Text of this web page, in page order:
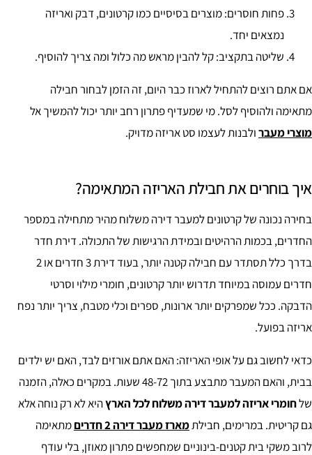
פחות חוסרים: מוצרים בסיסיים כמו קרטונים, דבק ואריזה
נמצאים יחד.
שליטה בתקציב: קל להבין מראש מה כלול ומה צריך להוסיף.
אם אתם רוצים להתחיל לארוז כבר היום, זה הזמן לבחור חבילה
מתאימה ולהוסיף לסל. מי שמעדיף פתרון רחב יותר יכול להמשיך אל
מוצרי מעברולבנות לעצמו סט אריזה מדויק.
איך בוחרים את חבילת האריזה המתאימה?
בחירה נכונה של קרטונים למעבר דירה משלוח מהיר מתחילה במספר
החדרים, בכמות הרהיטים ובמידת הרגישות של התכולה. דירת חדר
בדרך כלל תסתדר עם חבילה קטנה יותר, בעוד דירת 3 חדרים או 2
חדרים עמוסה במיוחד תדרוש יותר קרטונים, חומרי מילוי וסרטי
הדבקה. ככל שמפרקים יותר ארונות, ספרים וכלי מטבח, צריך יותר נפח
אריזה בפועל.
כדאי לחשוב גם על אופי האריזה: האם אתם אורזים לבד, האם יש ילדים
בבית, והאם המעבר מתבצע בתוך 48-72 שעות. במקרים כאלה, הזמנה
שלחומרי אריזה למעבר דירה משלוח לכל הארץהיא לא רק נוחה אלא
גם קריטית. במרימים, חבילתמארז מעבר דירה 2 חדרים
מתאימה
לרוב משקי בית קטנים-בינוניים שמחפשים פתרון מאוזן, בלי עודף